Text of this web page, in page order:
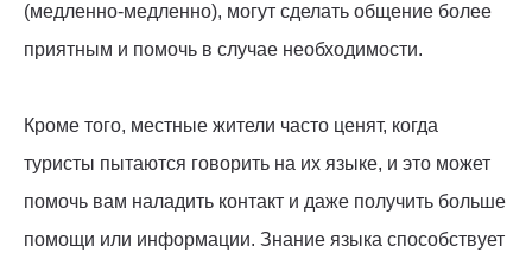
(медленно-медленно), могут сделать общение более
приятным и помочь в случае необходимости.
Кроме того, местные жители часто ценят, когда
туристы пытаются говорить на их языке, и это может
помочь вам наладить контакт и даже получить больше
помощи или информации. Знание языка способствует